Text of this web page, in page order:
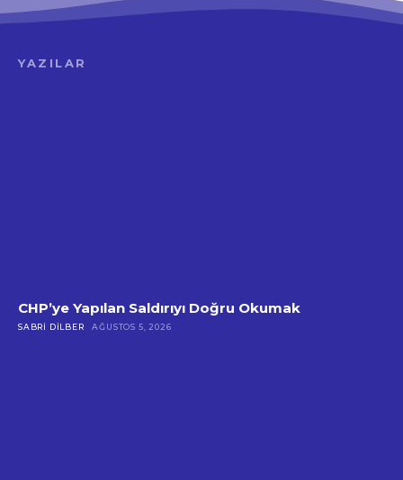
YAZILAR
CHP’ye Yapılan Saldırıyı Doğru Okumak
SABRI DILBER AĞUSTOS 5, 2026